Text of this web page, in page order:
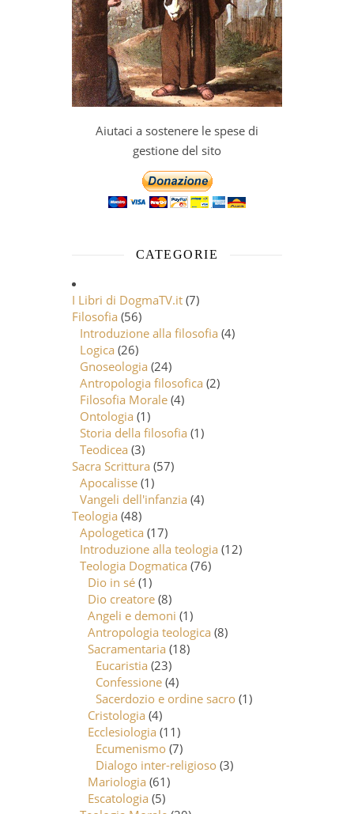
Aiutaci a sostenere le spese di
gestione del sito
CATEGORIE
I Libri di DogmaTV.it (7)
Filosofia (56)
Introduzione alla filosofia (4)
Logica (26)
Gnoseologia (24)
Antropologia filosofica (2)
Filosofia Morale (4)
Ontologia (1)
Storia della filosofia (1)
Teodicea (3)
Sacra Scrittura (57)
Apocalisse (1)
Vangeli dell'infanzia (4)
Teologia (48)
Apologetica (17)
Introduzione alla teologia (12)
Teologia Dogmatica (76)
Dio in sé (1)
Dio creatore (8)
Angeli e demoni (1)
Antropologia teologica (8)
Sacramentaria (18)
Eucaristia (23)
Confessione (4)
Sacerdozio e ordine sacro (1)
Cristologia (4)
Ecclesiologia (11)
Ecumenismo (7)
Dialogo inter-religioso (3)
Mariologia (61)
Escatologia (5)